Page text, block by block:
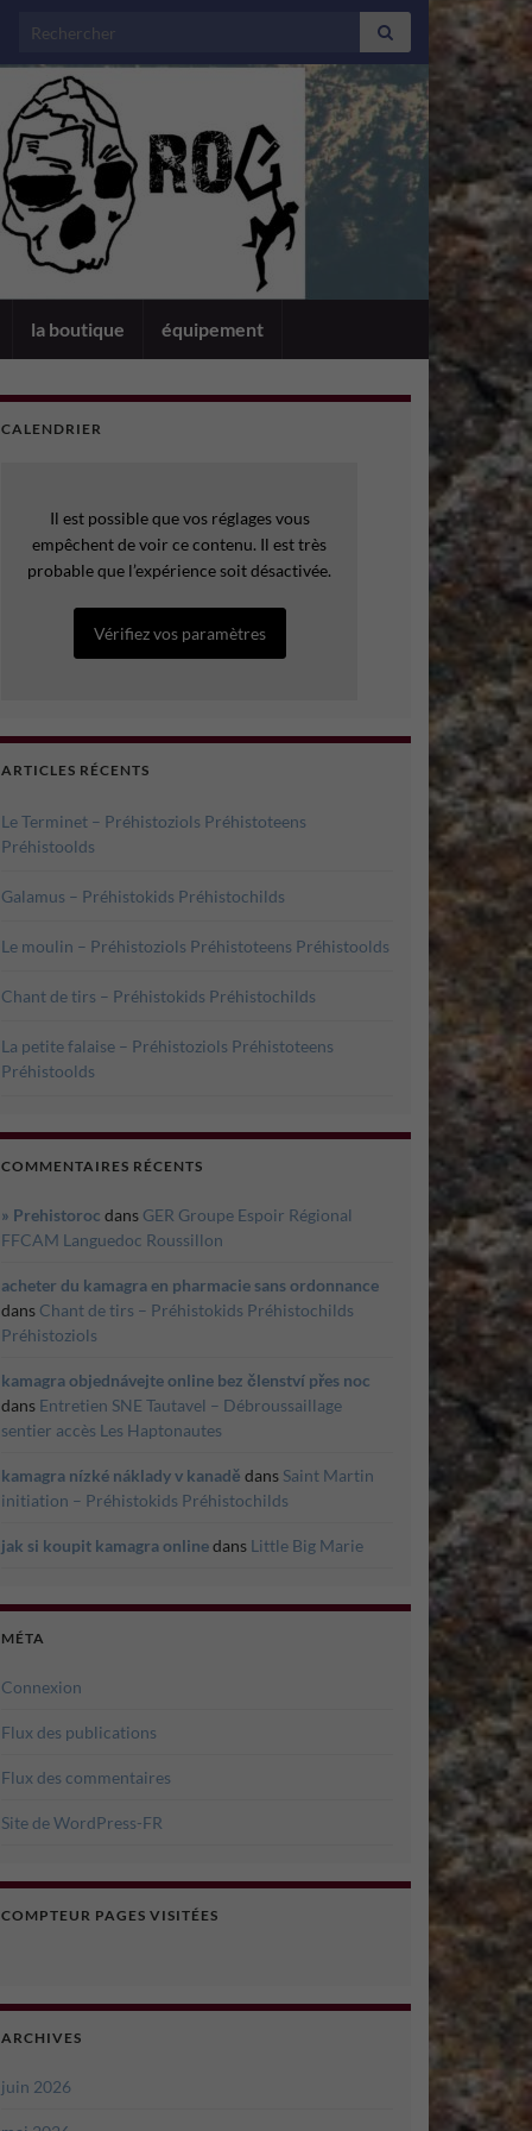
Search for:
la boutique équipement
CALENDRIER
Il est possible que vos réglages vous
empêchent de voir ce contenu. Il est très
probable que l’expérience soit désactivée.
Vérifiez vos paramètres
ARTICLES RÉCENTS
Le Terminet – Préhistoziols Préhistoteens
Préhistoolds
Galamus – Préhistokids Préhistochilds
Le moulin – Préhistoziols Préhistoteens Préhistoolds
Chant de tirs – Préhistokids Préhistochilds
La petite falaise – Préhistoziols Préhistoteens
Préhistoolds
COMMENTAIRES RÉCENTS
» Prehistoroc dans GER Groupe Espoir Régional
FFCAM Languedoc Roussillon
acheter du kamagra en pharmacie sans ordonnance
dans Chant de tirs – Préhistokids Préhistochilds
Préhistoziols
kamagra objednávejte online bez členství přes noc
dans Entretien SNE Tautavel – Débroussaillage
sentier accès Les Haptonautes
kamagra nízké náklady v kanadě dans Saint Martin
initiation – Préhistokids Préhistochilds
jak si koupit kamagra onlinedans Little Big Marie
MÉTA
Connexion
Flux des publications
Flux des commentaires
Site de WordPress-FR
COMPTEUR PAGES VISITÉES
ARCHIVES
juin 2026